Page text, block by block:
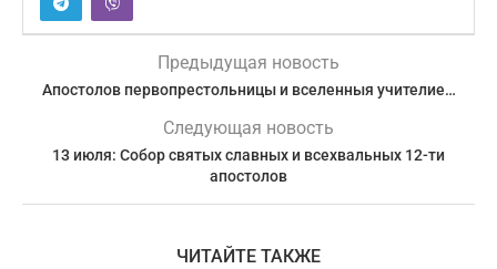
Предыдущая новость
Апостолов первопрестольницы и вселенныя учителие…
Следующая новость
13 июля: Собор святых славных и всехвальных 12-ти
апостолов
ЧИТАЙТЕ ТАКЖЕ